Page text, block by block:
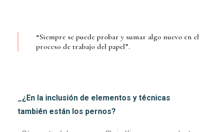
“Siempre se puede probar y sumar algo nuevo en el
proceso de trabajo del papel”.
_¿En la inclusión de elementos y técnicas
también están los pernos?